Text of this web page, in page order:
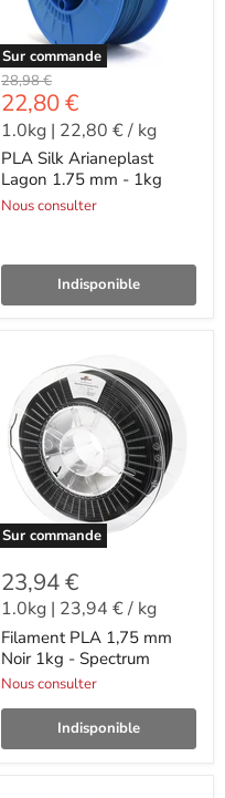
Sur commande
-
28,98 €
-
22,80 €
1.0kg | 22,80 €/ kg
PLA Silk Arianeplast
Lagon 1.75 mm - 1kg
Nous consulter
Indisponible
Sur commande
23,94 €
1.0kg | 23,94 €/ kg
Filament PLA 1,75 mm
Noir 1kg - Spectrum
Nous consulter
Indisponible